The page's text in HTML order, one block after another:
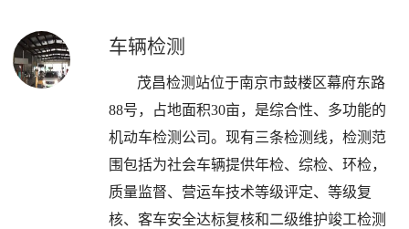
车辆检测
茂昌检测站位于南京市鼓楼区幕府东路
88号，占地面积30亩，是综合性、多功能的
机动车检测公司。现有三条检测线，检测范
围包括为社会车辆提供年检、综检、环检，
质量监督、营运车技术等级评定、等级复
核、客车安全达标复核和二级维护竣工检测